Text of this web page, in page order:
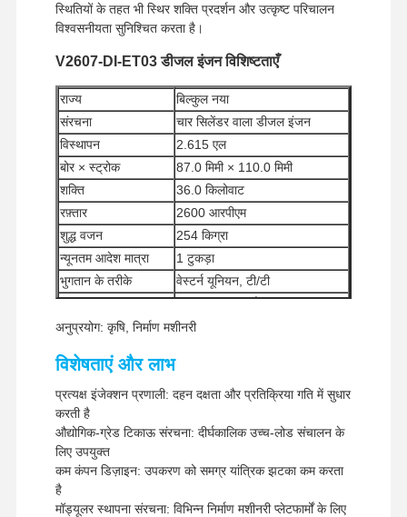
स्थितियों के तहत भी स्थिर शक्ति प्रदर्शन और उत्कृष्ट परिचालन
विश्वसनीयता सुनिश्चित करता है।
V2607-DI-ET03 डीजल इंजन विशिष्टताएँ
राज्य
बिल्कुल नया
संरचना
चार सिलेंडर वाला डीजल इंजन
विस्थापन
2.615 एल
बोर × स्ट्रोक
87.0 मिमी × 110.0 मिमी
शक्ति
36.0 किलोवाट
रफ़्तार
2600 आरपीएम
शुद्ध वजन
254 किग्रा
न्यूनतम आदेश मात्रा
1 टुकड़ा
भुगतान के तरीके
वेस्टर्न यूनियन, टी/टी
यूपीएस/डीएचएल/ईएमएस/टीएनटी/
फेडएक्स
अनुप्रयोग: कृषि, निर्माण मशीनरी
विशेषताएं और लाभ
प्रत्यक्ष इंजेक्शन प्रणाली: दहन दक्षता और प्रतिक्रिया गति में सुधार
करती है
औद्योगिक-ग्रेड टिकाऊ संरचना: दीर्घकालिक उच्च-लोड संचालन के
लिए उपयुक्त
कम कंपन डिज़ाइन: उपकरण को समग्र यांत्रिक झटका कम करता
है
मॉड्यूलर स्थापना संरचना: विभिन्न निर्माण मशीनरी प्लेटफार्मों के लिए